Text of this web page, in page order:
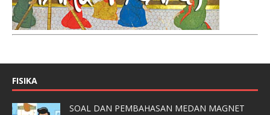
FISIKA
SOAL DAN PEMBAHASAN MEDAN MAGNET